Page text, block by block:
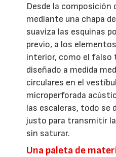
Desde la composición
mediante una chapa
suaviza las esquinas
previo, a los
interior, como el falso
diseñado a medida
circulares en el
microperforada
las escaleras, todo se
justo para transmitir
sin saturar.
Una paleta de